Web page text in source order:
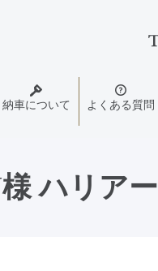
納車について よくある質問
ハリアー